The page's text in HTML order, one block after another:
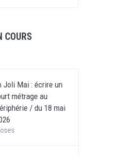
COURS
Joli Mai : écrire un
métrage au
/ du 18 mai